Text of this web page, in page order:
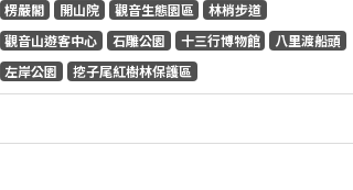
楞嚴閣
開山院 觀音生態園區
林梢步道
觀音山遊客中心
石雕公園 十三行博物館
八里渡船頭
左岸公園
挖子尾紅樹林保護區